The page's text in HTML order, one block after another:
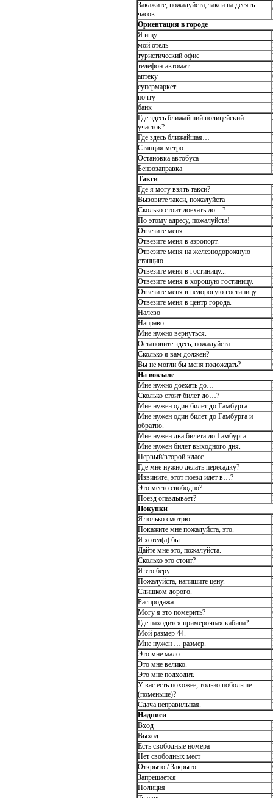
Закажите, пожалуйста, такси на десять
часов.
Ориентация в городе
Я ищу…
мой отель
туристический офис
телефон-автомат
аптеку
супермаркет
почту
банк
Где здесь ближайший полицейский
участок?
Где здесь ближайшая…
Станция метро
Остановка автобуса
Бензозаправка
Такси
Где я могу взять такси?
Вызовите такси, пожалуйста
Сколько стоит доехать до…?
По этому адресу, пожалуйста!
Отвезите меня..
Отвезите меня в аэропорт.
Отвезите меня на железнодорожную
станцию.
Отвезите меня в гостиницу...
Отвезите меня в хорошую гостиницу.
Отвезите меня в недорогую гостиницу.
Отвезите меня в центр города.
Налево
Направо
Мне нужно вернуться.
Остановите здесь, пожалуйста.
Сколько я вам должен?
Вы не могли бы меня подождать?
На вокзале
Мне нужно доехать до…
Сколько стоит билет до…?
Мне нужен один билет до Гамбурга.
Мне нужен один билет до Гамбурга и
обратно.
Мне нужен два билета до Гамбурга.
Мне нужен билет выходного дня.
Первый/второй класс
Где мне нужно делать пересадку?
Извините, этот поезд идет в…?
Это место свободно?
Поезд опаздывает?
Покупки
Я только смотрю.
Покажите мне пожалуйста, это.
Я хотел(а) бы…
Дайте мне это, пожалуйста.
Сколько это стоит?
Я это беру.
Пожалуйста, напишите цену.
Слишком дорого.
Распродажа
Могу я это померить?
Где находится примерочная кабина?
Мой размер 44.
Мне нужен … размер.
Это мне мало.
Это мне велико.
Это мне подходит.
У вас есть похожее, только побольше
(поменьше)?
Сдача неправильная.
Надписи
Вход
Выход
Есть свободные номера
Нет свободных мест
Открыто / Закрыто
Запрещается
Полиция